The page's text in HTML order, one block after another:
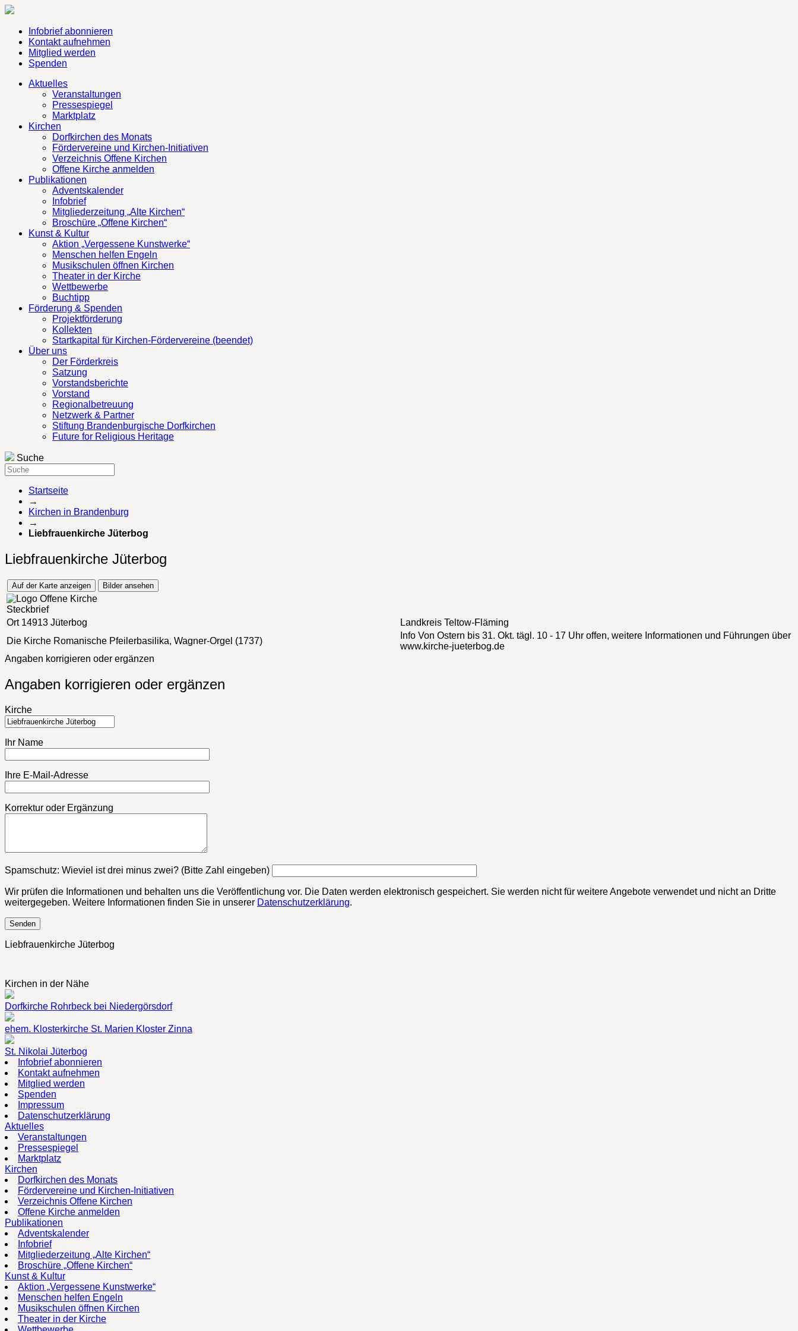
Infobrief abonnieren
Kontakt aufnehmen
Mitglied werden
Spenden
Aktuelles
Veranstaltungen
Pressespiegel
Marktplatz
Kirchen
Dorfkirchen des Monats
Fördervereine und Kirchen-Initiativen
Verzeichnis Offene Kirchen
Offene Kirche anmelden
Publikationen
Adventskalender
Infobrief
Mitgliederzeitung „Alte Kirchen“
Broschüre „Offene Kirchen“
Kunst & Kultur
Aktion „Vergessene Kunstwerke“
Menschen helfen Engeln
Musikschulen öffnen Kirchen
Theater in der Kirche
Wettbewerbe
Buchtipp
Förderung & Spenden
Projektförderung
Kollekten
Startkapital für Kirchen-Fördervereine (beendet)
Über uns
Der Förderkreis
Satzung
Vorstandsberichte
Vorstand
Regionalbetreuung
Netzwerk & Partner
Stiftung Brandenburgische Dorfkirchen
Future for Religious Heritage
Suche
Startseite
→
Kirchen in Brandenburg
→
Liebfrauenkirche Jüterbog
Liebfrauenkirche Jüterbog
Auf der Karte anzeigen Bilder ansehen
Steckbrief
Ort14913 Jüterbog Landkreis Teltow-Fläming
Die Kirche Romanische Pfeilerbasilika, Wagner-Orgel (1737)
Info Von Ostern bis 31. Okt. tägl. 10 - 17 Uhr offen, weitere Informationen und Führungen über
www.kirche-jueterbog.de
Angaben korrigieren oder ergänzen
Angaben korrigieren oder ergänzen
Kirche
Ihr Name
Ihre E-Mail-Adresse
Korrektur oder Ergänzung
Bitte lasse dieses Feld leer.
Spamschutz: Wieviel ist drei minus zwei? (Bitte Zahl eingeben)
Wir prüfen die Informationen und behalten uns die Veröffentlichung vor. Die Daten werden elektronisch gespeichert. Sie werden nicht für weitere Angebote verwendet und nicht an Dritte
weitergegeben. Weitere Informationen finden Sie in unserer Datenschutzerklärung.
Liebfrauenkirche Jüterbog
Kirchen in der Nähe
Dorfkirche Rohrbeck bei Niedergörsdorf
ehem. Klosterkirche St. Marien Kloster Zinna
St. Nikolai Jüterbog
Infobrief abonnieren
Kontakt aufnehmen
Mitglied werden
Spenden
Impressum
Datenschutzerklärung
Aktuelles
Veranstaltungen
Pressespiegel
Marktplatz
Kirchen
Dorfkirchen des Monats
Fördervereine und Kirchen-Initiativen
Verzeichnis Offene Kirchen
Offene Kirche anmelden
Publikationen
Adventskalender
Infobrief
Mitgliederzeitung „Alte Kirchen“
Broschüre „Offene Kirchen“
Kunst & Kultur
Aktion „Vergessene Kunstwerke“
Menschen helfen Engeln
Musikschulen öffnen Kirchen
Theater in der Kirche